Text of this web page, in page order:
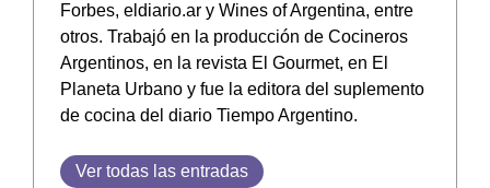
Forbes, eldiario.ar y Wines of Argentina, entre
otros. Trabajó en la producción de Cocineros
Argentinos, en la revista El Gourmet, en El
Planeta Urbano y fue la editora del suplemento
de cocina del diario Tiempo Argentino.
Ver todas las entradas